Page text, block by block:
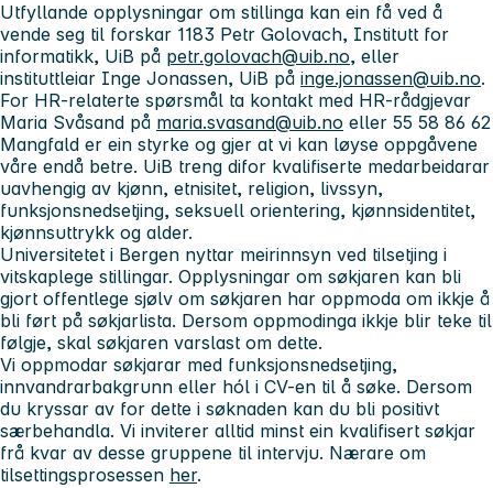
Utfyllande opplysningar om stillinga kan ein få ved å
vende seg til forskar 1183 Petr Golovach, Institutt for
informatikk, UiB på petr.golovach@uib.no, eller
instituttleiar Inge Jonassen, UiB på inge.jonassen@uib.no.
For HR-relaterte spørsmål ta kontakt med HR-rådgjevar
Maria Svåsand på maria.svasand@uib.no eller 55 58 86 62
Mangfald er ein styrke og gjer at vi kan løyse oppgåvene
våre endå betre. UiB treng difor kvalifiserte medarbeidarar
uavhengig av kjønn, etnisitet, religion, livssyn,
funksjonsnedsetjing, seksuell orientering, kjønnsidentitet,
kjønnsuttrykk og alder.
Universitetet i Bergen nyttar meirinnsyn ved tilsetjing i
vitskaplege stillingar. Opplysningar om søkjaren kan bli
gjort offentlege sjølv om søkjaren har oppmoda om ikkje å
bli ført på søkjarlista. Dersom oppmodinga ikkje blir teke til
følgje, skal søkjaren varslast om dette.
Vi oppmodar søkjarar med funksjonsnedsetjing,
innvandrarbakgrunn eller hól i CV-en til å søke. Dersom
du kryssar av for dette i søknaden kan du bli positivt
særbehandla. Vi inviterer alltid minst ein kvalifisert søkjar
frå kvar av desse gruppene til intervju. Nærare om
tilsettingsprosessen her.